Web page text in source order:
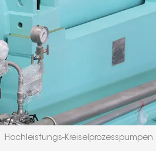
Hochleistungs-Kreiselprozesspumpen